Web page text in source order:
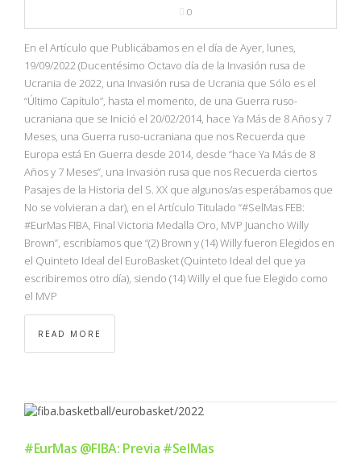
NBA
MULTIMEDIA
RIO 2016
0
En el Artículo que Publicábamos en el día de Ayer, lunes,
19/09/2022 (Ducentésimo Octavo día de la Invasión rusa de
Ucrania de 2022, una Invasión rusa de Ucrania que Sólo es el
“Último Capítulo”, hasta el momento, de una Guerra ruso-
ucraniana que se Inició el 20/02/2014, hace Ya Más de 8 Años y 7
Meses, una Guerra ruso-ucraniana que nos Recuerda que
Europa está En Guerra desde 2014, desde “hace Ya Más de 8
Años y 7 Meses”, una Invasión rusa que nos Recuerda ciertos
Pasajes de la Historia del S. XX que algunos/as esperábamos que
No se volvieran a dar), en el Artículo Titulado “#SelMas FEB:
#EurMas FIBA, Final Victoria Medalla Oro, MVP Juancho Willy
Brown”, escribíamos que “(2) Brown y (14) Willy fueron Elegidos en
el Quinteto Ideal del EuroBasket (Quinteto Ideal del que ya
escribiremos otro día), siendo (14) Willy el que fue Elegido como
el MVP
READ MORE
#EurMas @FIBA: Previa #SelMas